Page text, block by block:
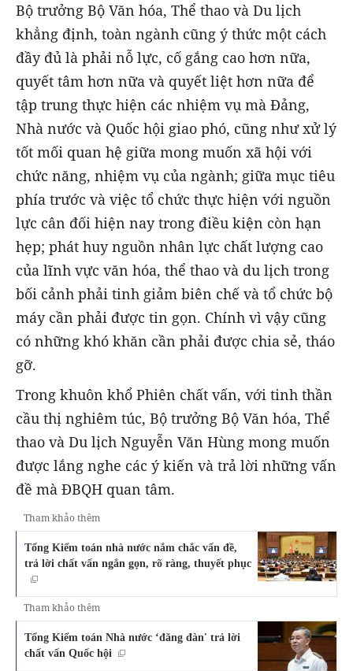
Bộ trưởng Bộ Văn hóa, Thể thao và Du lịch
khẳng định, toàn ngành cũng ý thức một cách
đầy đủ là phải nỗ lực, cố gắng cao hơn nữa,
quyết tâm hơn nữa và quyết liệt hơn nữa để
tập trung thực hiện các nhiệm vụ mà Đảng,
Nhà nước và Quốc hội giao phó, cũng như xử lý
tốt mối quan hệ giữa mong muốn xã hội với
chức năng, nhiệm vụ của ngành; giữa mục tiêu
phía trước và việc tổ chức thực hiện với nguồn
lực cân đối hiện nay trong điều kiện còn hạn
hẹp; phát huy nguồn nhân lực chất lượng cao
của lĩnh vực văn hóa, thể thao và du lịch trong
bối cảnh phải tinh giảm biên chế và tổ chức bộ
máy cần phải được tin gọn. Chính vì vậy cũng
có những khó khăn cần phải được chia sẻ, tháo
gỡ.
Trong khuôn khổ Phiên chất vấn, với tinh thần
cầu thị nghiêm túc, Bộ trưởng Bộ Văn hóa, Thể
thao và Du lịch Nguyễn Văn Hùng mong muốn
được lắng nghe các ý kiến và trả lời những vấn
đề mà ĐBQH quan tâm.
Tham khảo thêm
Tổng Kiểm toán nhà nước nắm chắc vấn đề,
trả lời chất vấn ngắn gọn, rõ ràng, thuyết phục
Tham khảo thêm
Tổng Kiểm toán Nhà nước ‘đăng đàn' trả lời
chất vấn Quốc hội